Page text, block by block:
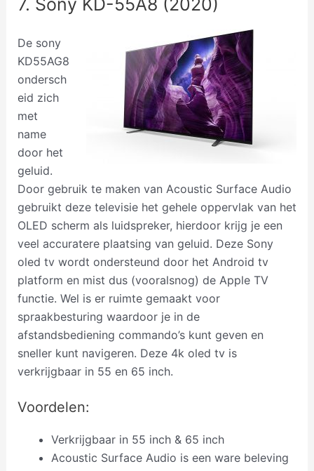
7. Sony KD-55A8 (2020)
De sony
KD55AG8
ondersch
eid zich
met
name
door het
geluid.
Door gebruik te maken van Acoustic Surface Audio
gebruikt deze televisie het gehele oppervlak van het
OLED scherm als luidspreker, hierdoor krijg je een
veel accuratere plaatsing van geluid. Deze Sony
oled tv wordt ondersteund door het Android tv
platform en mist dus (vooralsnog) de Apple TV
functie. Wel is er ruimte gemaakt voor
spraakbesturing waardoor je in de
afstandsbediening commando’s kunt geven en
sneller kunt navigeren. Deze 4k oled tv is
verkrijgbaar in 55 en 65 inch.
Voordelen:
Verkrijgbaar in 55 inch & 65 inch
Acoustic Surface Audio is een ware beleving